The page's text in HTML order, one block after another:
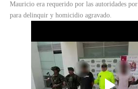
Mauricio era requerido por las autoridades
para delinquir y homicidio agravado.